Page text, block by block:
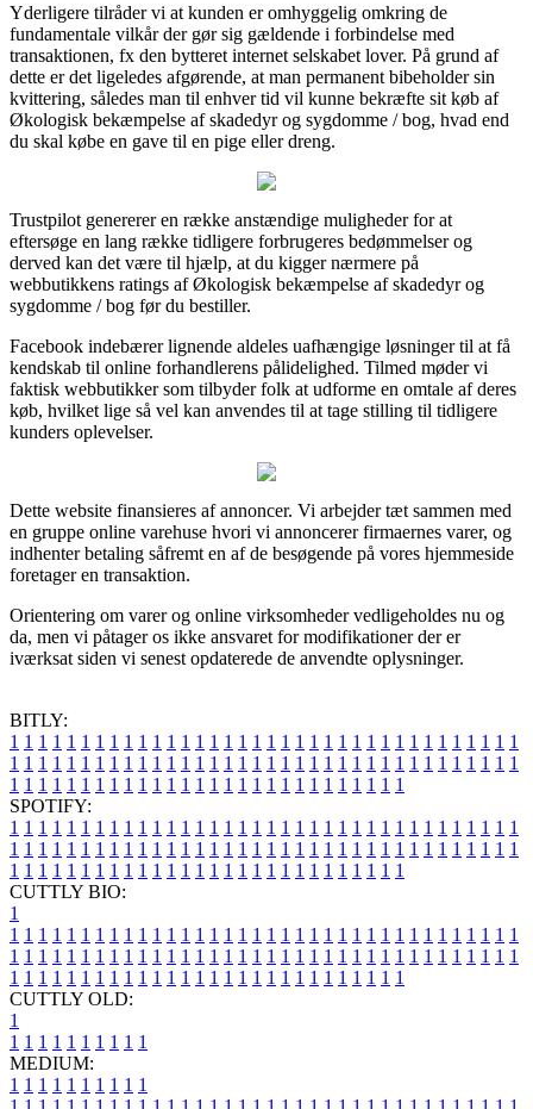
Yderligere tilråder vi at kunden er omhyggelig omkring de
fundamentale vilkår der gør sig gældende i forbindelse med
transaktionen, fx den bytteret internet selskabet lover. På grund af
dette er det ligeledes afgørende, at man permanent bibeholder sin
kvittering, således man til enhver tid vil kunne bekræfte sit køb af
Økologisk bekæmpelse af skadedyr og sygdomme / bog, hvad end
du skal købe en gave til en pige eller dreng.
Trustpilot genererer en række anstændige muligheder for at
eftersøge en lang række tidligere forbrugeres bedømmelser og
derved kan det være til hjælp, at du kigger nærmere på
webbutikkens ratings af Økologisk bekæmpelse af skadedyr og
sygdomme / bog før du bestiller.
Facebook indebærer lignende aldeles uafhængige løsninger til at få
kendskab til online forhandlerens pålidelighed. Tilmed møder vi
faktisk webbutikker som tilbyder folk at udforme en omtale af deres
køb, hvilket lige så vel kan anvendes til at tage stilling til tidligere
kunders oplevelser.
Dette website finansieres af annoncer. Vi arbejder tæt sammen med
en gruppe online varehuse hvori vi annoncerer firmaernes varer, og
indhenter betaling såfremt en af de besøgende på vores hjemmeside
foretager en transaktion.
Orientering om varer og online virksomheder vedligeholdes nu og
da, men vi påtager os ikke ansvaret for modifikationer der er
iværksat siden vi senest opdaterede de anvendte oplysninger.
BITLY:
1 1 1 1 1 1 1 1 1 1 1 1 1 1 1 1 1 1 1 1 1 1 1 1 1 1 1 1 1 1 1 1 1 1 1 1
1 1 1 1 1 1 1 1 1 1 1 1 1 1 1 1 1 1 1 1 1 1 1 1 1 1 1 1 1 1 1 1 1 1 1 1
1 1 1 1 1 1 1 1 1 1 1 1 1 1 1 1 1 1 1 1 1 1 1 1 1 1 1 1
SPOTIFY:
1 1 1 1 1 1 1 1 1 1 1 1 1 1 1 1 1 1 1 1 1 1 1 1 1 1 1 1 1 1 1 1 1 1 1 1
1 1 1 1 1 1 1 1 1 1 1 1 1 1 1 1 1 1 1 1 1 1 1 1 1 1 1 1 1 1 1 1 1 1 1 1
1 1 1 1 1 1 1 1 1 1 1 1 1 1 1 1 1 1 1 1 1 1 1 1 1 1 1 1
CUTTLY BIO:
1
1 1 1 1 1 1 1 1 1 1 1 1 1 1 1 1 1 1 1 1 1 1 1 1 1 1 1 1 1 1 1 1 1 1 1 1
1 1 1 1 1 1 1 1 1 1 1 1 1 1 1 1 1 1 1 1 1 1 1 1 1 1 1 1 1 1 1 1 1 1 1 1
1 1 1 1 1 1 1 1 1 1 1 1 1 1 1 1 1 1 1 1 1 1 1 1 1 1 1 1
CUTTLY OLD:
1
1 1 1 1 1 1 1 1 1 1
MEDIUM:
1 1 1 1 1 1 1 1 1 1